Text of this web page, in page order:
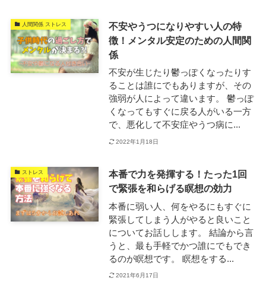
人間関係 ストレス
不安やうつになりやすい人の特
徴！メンタル安定のための人間関
係
不安が生じたり鬱っぽくなったりす
ることは誰にでもありますが、その
強弱が人によって違います。 鬱っぽ
くなってもすぐに戻る人がいる一方
で、悪化して不安症やうつ病に...
2022年1月18日
ストレス
本番で力を発揮する！たった1回
で緊張を和らげる瞑想の効力
本番に弱い人、何をやるにもすぐに
緊張してしまう人がやると良いこと
についてお話しします。 結論から言
うと、最も手軽でかつ誰にでもでき
るのが瞑想です。 瞑想をする...
2021年6月17日